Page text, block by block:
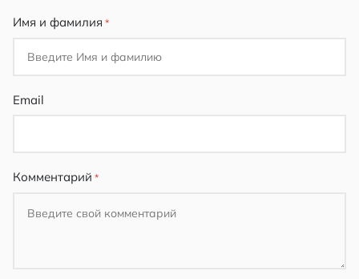
Имя и фамилия
Email
Комментарий